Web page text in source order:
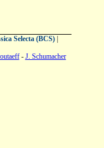
Selecta (BCS)|
- J. Schumacher